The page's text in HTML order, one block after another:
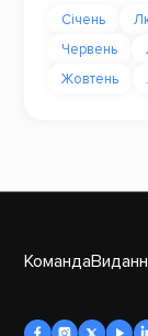
Січень
Червень
Жовтень
Команда